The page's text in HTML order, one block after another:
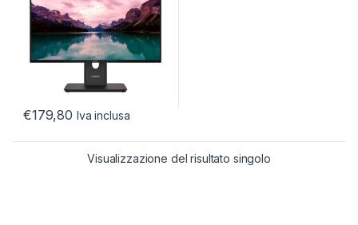
€179,80 Iva inclusa
Visualizzazione del risultato singolo